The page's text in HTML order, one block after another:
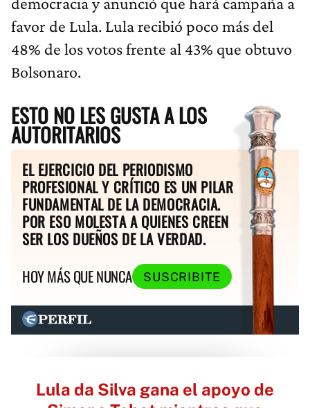
favor de Lula. Lula recibió poco más del
48% de los votos frente al 43% que obtuvo
Bolsonaro.
ESTO NO LES GUSTA A LOS
AUTORITARIOS
EL EJERCICIO DEL PERIODISMO
PROFESIONAL Y CRÍTICO ES UN PILAR
FUNDAMENTAL DE LA DEMOCRACIA.
POR ESO MOLESTA A QUIENES CREEN
SER LOS DUEÑOS DE LA VERDAD.
HOY MÁS QUE NUNCA
SUSCRIBITE
Lula da Silva gana el apoyo de